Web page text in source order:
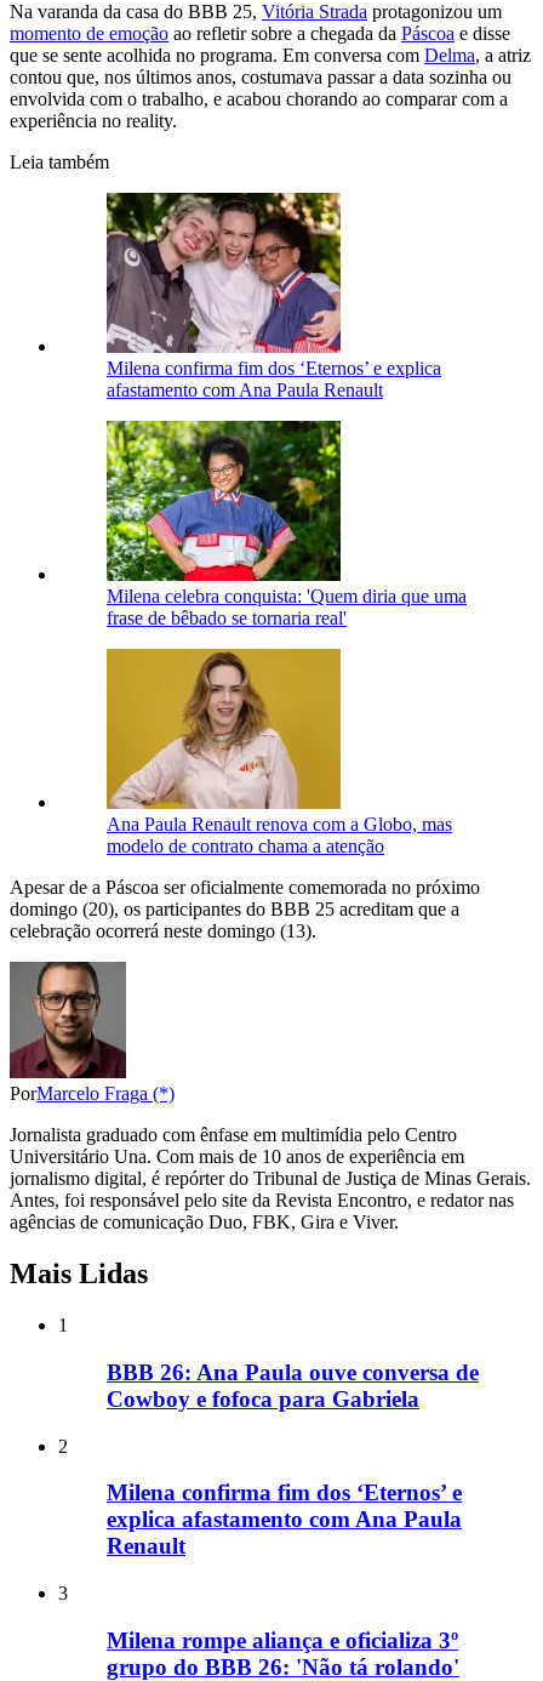
Na varanda da casa do BBB 25, Vitória Strada protagonizou um
momento de emoção ao refletir sobre a chegada da Páscoa e disse
que se sente acolhida no programa. Em conversa com Delma, a atriz
contou que, nos últimos anos, costumava passar a data sozinha ou
envolvida com o trabalho, e acabou chorando ao comparar com a
experiência no reality.
Leia também
Milena confirma fim dos ‘Eternos’ e explica
afastamento com Ana Paula Renault
Milena celebra conquista: 'Quem diria que uma
frase de bêbado se tornaria real'
Ana Paula Renault renova com a Globo, mas
modelo de contrato chama a atenção
Apesar de a Páscoa ser oficialmente comemorada no próximo
domingo (20), os participantes do BBB 25 acreditam que a
celebração ocorrerá neste domingo (13).
PorMarcelo Fraga (*)
Jornalista graduado com ênfase em multimídia pelo Centro
Universitário Una. Com mais de 10 anos de experiência em
jornalismo digital, é repórter do Tribunal de Justiça de Minas Gerais.
Antes, foi responsável pelo site da Revista Encontro, e redator nas
agências de comunicação Duo, FBK, Gira e Viver.
Mais Lidas
1
BBB 26: Ana Paula ouve conversa de
Cowboy e fofoca para Gabriela
2
Milena confirma fim dos ‘Eternos’ e
explica afastamento com Ana Paula
Renault
3
Milena rompe aliança e oficializa 3º
grupo do BBB 26: 'Não tá rolando'